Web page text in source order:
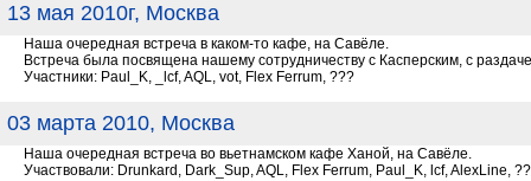
13 мая 2010г, Москва
Наша очередная встреча в каком-то кафе, на Савёле.
Встреча была посвящена нашему сотрудничеству с Касперским, с
Участники: Paul_K, _lcf, AQL, vot, Flex Ferrum, ???
03 марта 2010, Москва
Наша очередная встреча во вьетнамском кафе Ханой, на Савёле.
Участвовали: Drunkard, Dark_Sup, AQL, Flex Ferrum, Paul_K, lcf, AlexLine,